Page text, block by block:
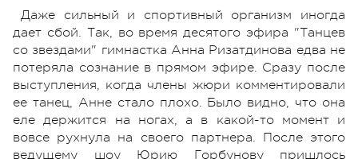
Даже сильный и спортивный организм иногда
дает сбой. Так, во время десятого эфира "Танцев
со звездами" гимнастка Анна Ризатдинова едва не
потеряла сознание в прямом эфире. Сразу после
выступления, когда члены жюри комментировали
ее танец, Анне стало плохо. Было видно, что она
еле держится на ногах, а в какой-то момент и
вовсе рухнула на своего партнера. После этого
ведущему шоу Юрию Горбунову пришлось